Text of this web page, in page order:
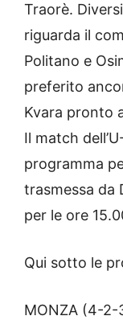
Traorè.
riguarda il
Politano e
preferito
Kvara pronto
Il match
programma
trasmessa da
per le ore
Qui sotto le
MONZA (4-2-